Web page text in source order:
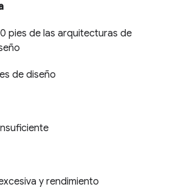
pies de las arquitecturas de
de diseño
y rendimiento